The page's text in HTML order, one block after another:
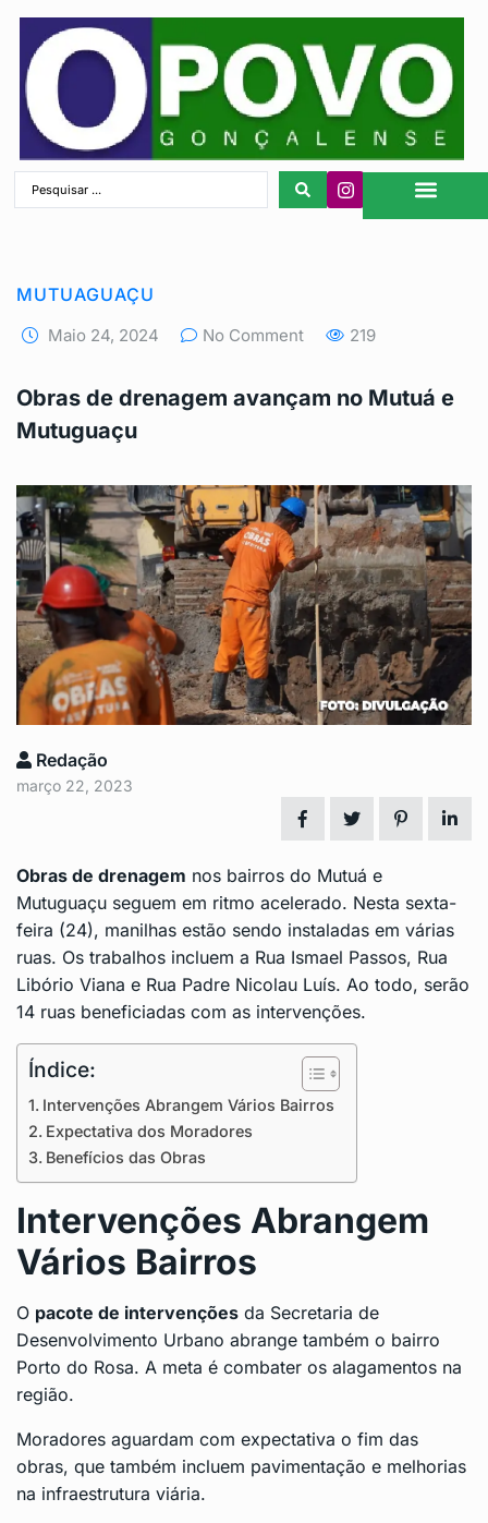
MUTUAGUAÇU
Maio 24, 2024 No Comment 219
Obras de drenagem avançam no Mutuá e
Mutuguaçu
Redação
março 22, 2023
Obras de drenagem nos bairros do Mutuá e
Mutuguaçu seguem em ritmo acelerado. Nesta sexta-
feira (24), manilhas estão sendo instaladas em várias
ruas. Os trabalhos incluem a Rua Ismael Passos, Rua
Libório Viana e Rua Padre Nicolau Luís. Ao todo, serão
14 ruas beneficiadas com as intervenções.
Índice:
Intervenções Abrangem Vários Bairros
Expectativa dos Moradores
Benefícios das Obras
Intervenções Abrangem
Vários Bairros
O pacote de intervenções da Secretaria de
Desenvolvimento Urbano abrange também o bairro
Porto do Rosa. A meta é combater os alagamentos na
região.
Moradores aguardam com expectativa o fim das
obras, que também incluem pavimentação e melhorias
na infraestrutura viária.